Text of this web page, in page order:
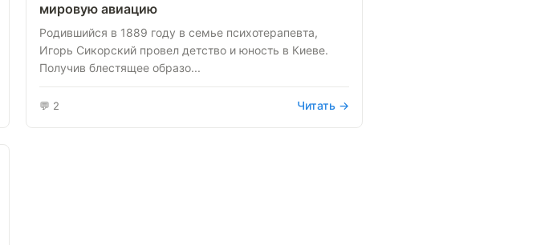
мировую авиацию
Родившийся в 1889 году в семье психотерапевта,
Игорь Сикорский провел детство и юность в Киеве.
Получив блестящее образо...
💬 2 Читать →